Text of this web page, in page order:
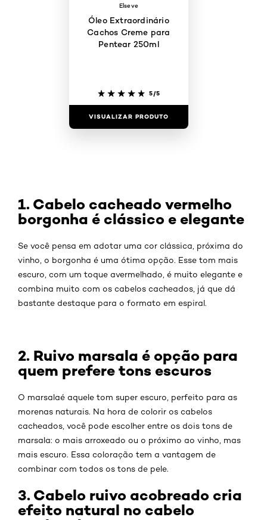
Elseve
Óleo Extraordinário
Cachos Creme para
Pentear 250ml
5/5
VISUALIZAR PRODUTO
1. Cabelo cacheado vermelho
borgonha é clássico e elegante
Se você pensa em adotar uma cor clássica, próxima do
vinho, o borgonha é uma ótima opção. Esse tom mais
escuro, com um toque avermelhado, é muito elegante e
combina muito com os cabelos cacheados, já que dá
bastante destaque para o formato em espiral.
2. Ruivo marsala é opção para
quem prefere tons escuros
O marsalaé aquele tom super escuro, perfeito para as
morenas naturais. Na hora de colorir os cabelos
cacheados, você pode escolher entre os dois tons de
marsala: o mais arroxeado ou o próximo ao vinho, mas
mais escuro. Essa coloração tem a vantagem de
combinar com todos os tons de pele.
3. Cabelo ruivo acobreado cria
efeito natural no cabelo